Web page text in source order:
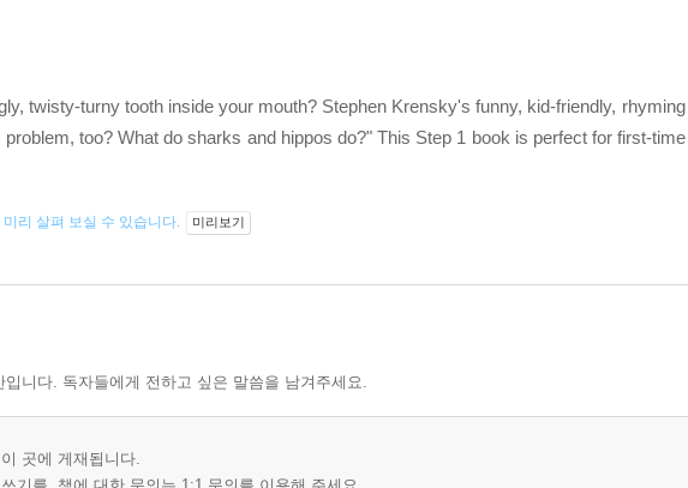
twisty-turny tooth inside your mouth? Stephen Krensky's funny, kid-friendly,
too? What do sharks and hippos do?" This Step 1 book is perfect for first-
리 살펴 보실 수 있습니다. 미리보기
니다. 독자들에게 전하고 싶은 말씀을 남겨주세요.
곳에 게재됩니다.